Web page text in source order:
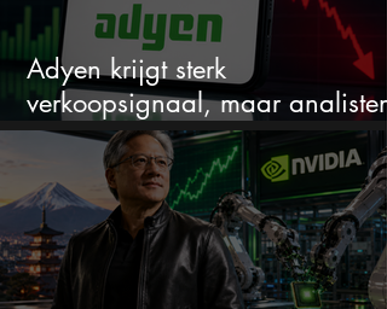
Adyen krijgt sterk
verkoopsignaal, maar analisten
zien juist een koopkans